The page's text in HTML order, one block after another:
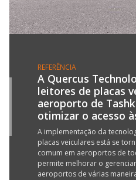
REFERÊNCIA
A Quercus
leitores de placas
aeroporto de
otimizar o acesso
A implementação da
placas veiculares está se
comum em aeroportos de
permite melhorar o
aeroportos de várias